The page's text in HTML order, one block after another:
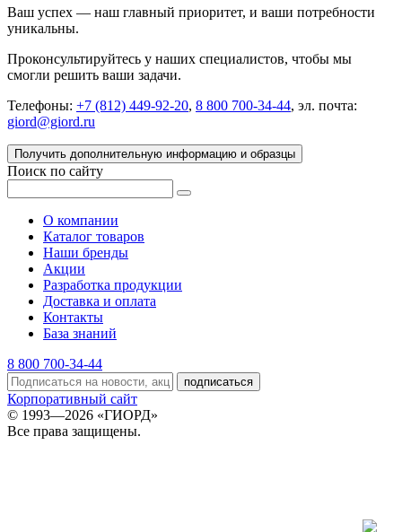
Ваш успех — наш главный приоритет, и ваши потребности
уникальны.
Проконсультируйтесь у наших специалистов, чтобы мы
смогли решить ваши задачи.
Телефоны: +7 (812) 449-92-20, 8 800 700-34-44, эл. почта:
giord@giord.ru
Получить дополнительную информацию и образцы
Поиск по сайту
О компании
Каталог товаров
Наши бренды
Акции
Разработка продукции
Доставка и оплата
Контакты
База знаний
8 800 700-34-44
подписаться
Корпоративный сайт
© 1993—2026 «ГИОРД»
Все права защищены.